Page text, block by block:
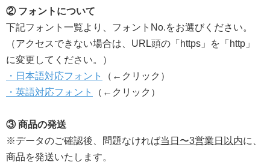
② フォントについて
下記フォント一覧より、フォントNo.をお選びください。
（アクセスできない場合は、URL頭の「https」を「http」
に変更してください。） ​
・日本語対応フォント
（←クリック）
・英語対応フォント
（←クリック）
③ 商品の発送
※データのご確認後、問題なければ当日〜3営業日以内に、
商品を発送いたします。